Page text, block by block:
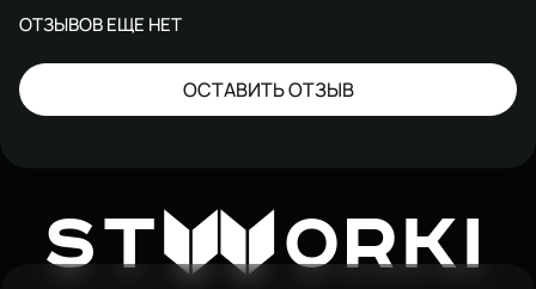
ОТЗЫВОВ ЕЩЕ НЕТ
ОСТАВИТЬ ОТЗЫВ
STW ORKI